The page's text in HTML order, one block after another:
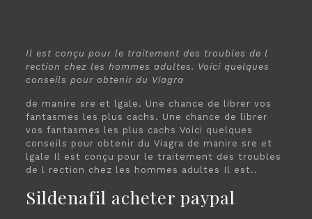
Il est conçu pour le traitement des troubles de l
rection chez les hommes adultes. Voici quelques
conseils pour obtenir du Viagra
de manire sre et lgale. Une chance de librer vos
fantasmes les plus cachs. Une chance de librer
vos fantasmes les plus cachs Voici quelques
conseils pour obtenir du Viagra de manire sre et
lgale Il est conçu pour le traitement des troubles
de l rection chez les hommes adultes Il est..
Sildenafil acheter paypal